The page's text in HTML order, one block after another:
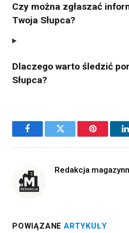
Czy można zgłaszać
Twoja Słupca?
Dlaczego warto śledzić
Słupca?
FacebookTwitter Pinterest
Redakcja
POWIĄZANE ARTYKUŁY